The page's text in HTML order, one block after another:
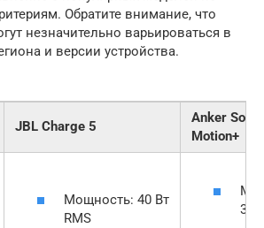
Обратите внимание, что
незначительно варьироваться в
и версии устройства.
JBL Charge 5
Anker
Motion+
Мощность: 40 Вт
RMS
30